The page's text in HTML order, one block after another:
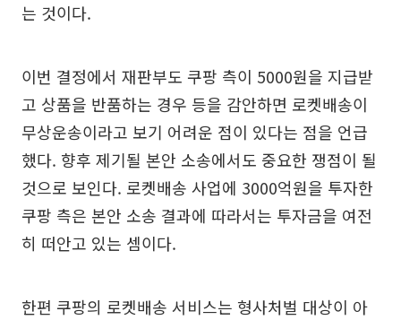
는 것이다.
이번 결정에서 재판부도 쿠팡 측이 5000원을 지급받
고 상품을 반품하는 경우 등을 감안하면 로켓배송이
무상운송이라고 보기 어려운 점이 있다는 점을 언급
했다. 향후 제기될 본안 소송에서도 중요한 쟁점이 될
것으로 보인다. 로켓배송 사업에 3000억원을 투자한
쿠팡 측은 본안 소송 결과에 따라서는 투자금을 여전
히 떠안고 있는 셈이다.
한편 쿠팡의 로켓배송 서비스는 형사처벌 대상이 아